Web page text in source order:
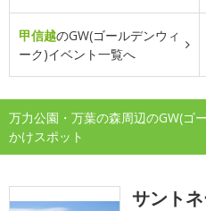
甲信越のGW(ゴールデンウィ
ーク)イベント一覧へ
万力公園・万葉の森周辺のGW(ゴ
かけスポット
サント